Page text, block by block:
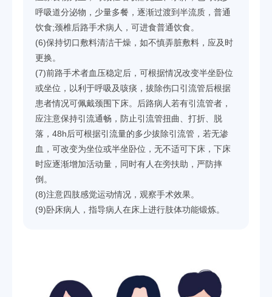
呼吸道分泌物，少量多餐，逐渐过渡到半流质，普通
饮食;颈椎后路手术病人，可进食普通饮食。
(6)保持切口敷料清洁干燥，如不慎弄脏敷料，应及时
更换。
(7)前路手术者血压稳定后，可根据情况改变半坐卧位
或坐位，以利于呼吸及咳痰，拔除伤口引流管后根据
患者情况可佩戴颈围下床。后路病人若有引流管者，
应注意保持引流通畅，防止引流管扭曲、打折、脱
落，48h后可根据引流量的多少拔除引流管，若无渗
血，可改变为坐位或半坐卧位，无不适可下床，下床
时应逐渐增加活动量，同时有人在旁扶助，严防摔
倒。
(8)注意四肢感觉运动情况，观察手术效果。
(9)卧床病人，指导病人在床上进行肢体功能锻炼。